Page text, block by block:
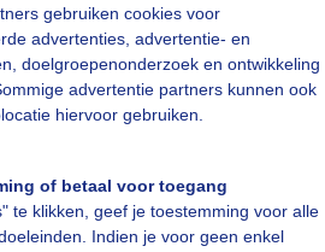
gebruiken cookies voor
advertenties, advertentie- en
doelgroepenonderzoek en ontwikkeling
advertentie partners kunnen ook
hiervoor gebruiken.
of betaal voor toegang
te klikken, geef je toestemming voor alle
Indien je voor geen enkel
Mijn weer